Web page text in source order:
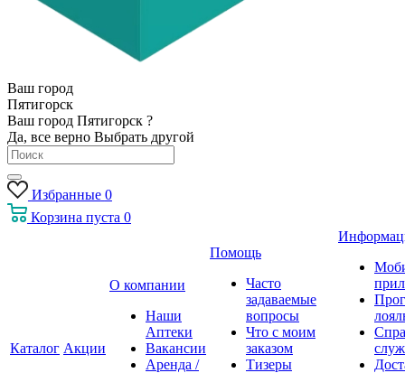
Ваш город
Пятигорск
Ваш город Пятигорск ?
Да, все верно Выбрать другой
Избранные 0
Корзина пуста 0
Каталог Акции
О компании
Наши
Аптеки
Вакансии
Аренда /
Помощь
Часто
задаваемые
вопросы
Что с моим
заказом
Тизеры